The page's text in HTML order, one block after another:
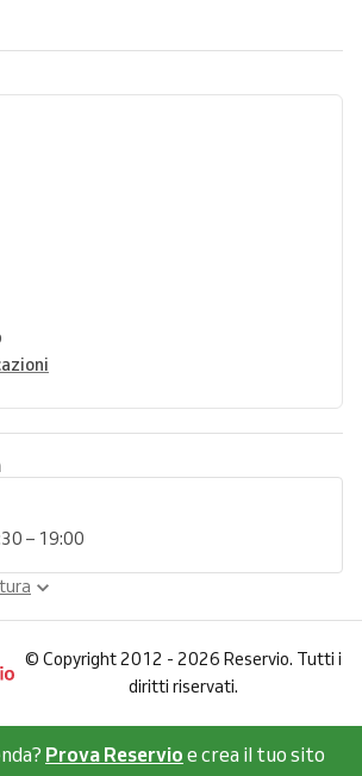
– 19:00
© Copyright 2012 - 2026 Reservio. Tutti i
diritti riservati.
Prova Reservio e crea il tuo sito